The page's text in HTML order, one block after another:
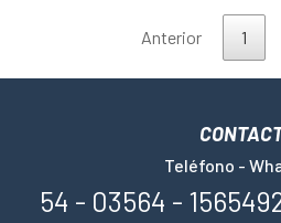
Anterior 1
Teléfono -
54 - 03564 -